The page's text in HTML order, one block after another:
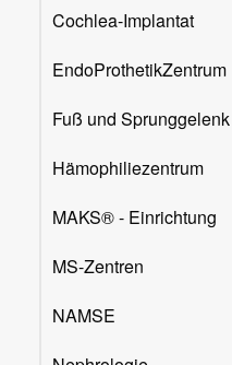
Cochlea-Implantat
EndoProthetikZentrum
Fuß und Sprunggelenk
Hämophiliezentrum
MAKS® - Einrichtung
MS-Zentren
NAMSE